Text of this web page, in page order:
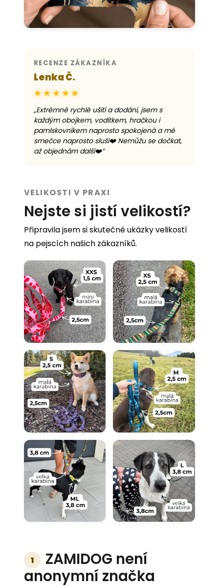
RECENZE ZÁKAZNÍKA
Lenka Č.
★★★★★
„Extrémně rychlé ušití a dodání, jsem s
každým obojkem, vodítkem, hračkou i
pamlskovníkem naprosto spokojená a mé
smečce naprosto sluší❤️ Nemůžu se dočkat,
až objednám další❤️“
VELIKOSTI V PRAXI
Nejste si jistí velikostí?
Připravila jsem si skutečné ukázky velikostí
na pejscích našich zákazníků.
1
ZAMIDOG není
anonymní značka